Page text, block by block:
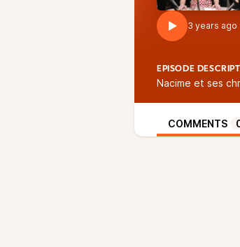
3 years ago
EPISODE
Nacime et ses
COMMENTS